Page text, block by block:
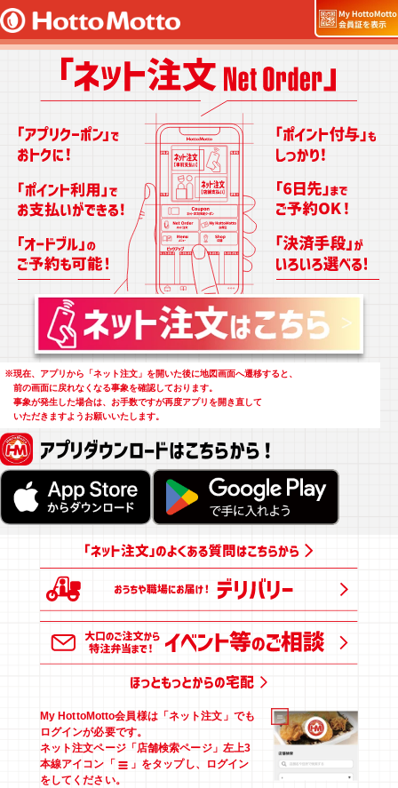
※現在、アプリから「ネット注文」を開いた後に地図画面へ遷移すると、
前の画面に戻れなくなる事象を確認しております。
事象が発生した場合は、お手数ですが再度アプリを開き直して
いただきますようお願いいたします。
アプリダウンロードはこちらから！
My HottoMotto会員様は「ネット注文」でも
ログインが必要です。
ネット注文ページ「店舗検索ページ」左上3
本線アイコン「
」をタップし、ログイン
をしてください。